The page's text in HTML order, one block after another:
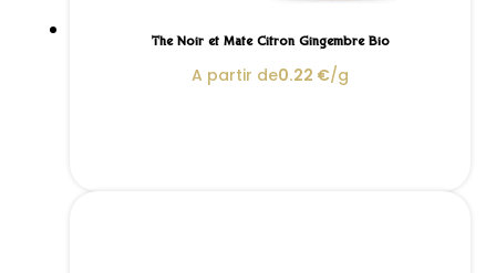
Thé Noir et Maté Citron Gingembre Bio
A partir de0.22 €/g